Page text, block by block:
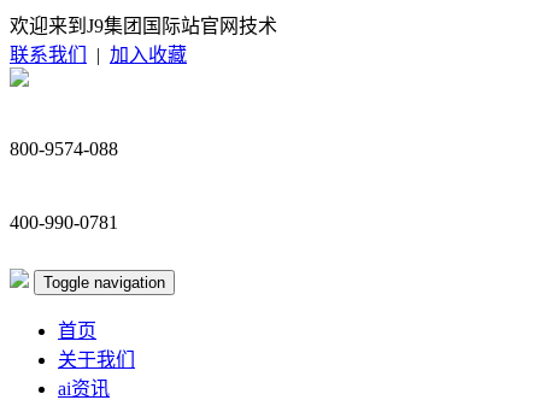
欢迎来到J9集团国际站官网技术
联系我们
| 加入收藏
800-9574-088
400-990-0781
Toggle navigation
首页
关于我们
ai资讯